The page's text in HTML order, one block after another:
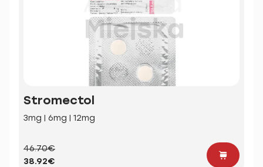
Stromectol
3mg | 6mg | 12mg
46.70€
38.92€